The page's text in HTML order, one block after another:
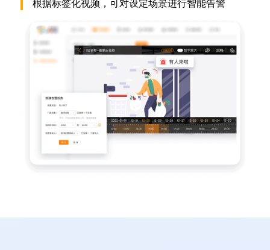
根据标签化视频，可对设定场景进行智能告警